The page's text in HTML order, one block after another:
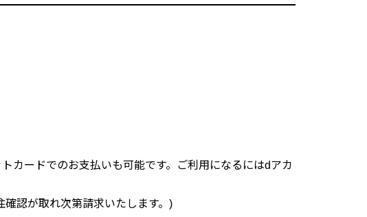
カードでのお支払いも可能です。ご利用になるにはdアカ
認が取れ次第請求いたします。)